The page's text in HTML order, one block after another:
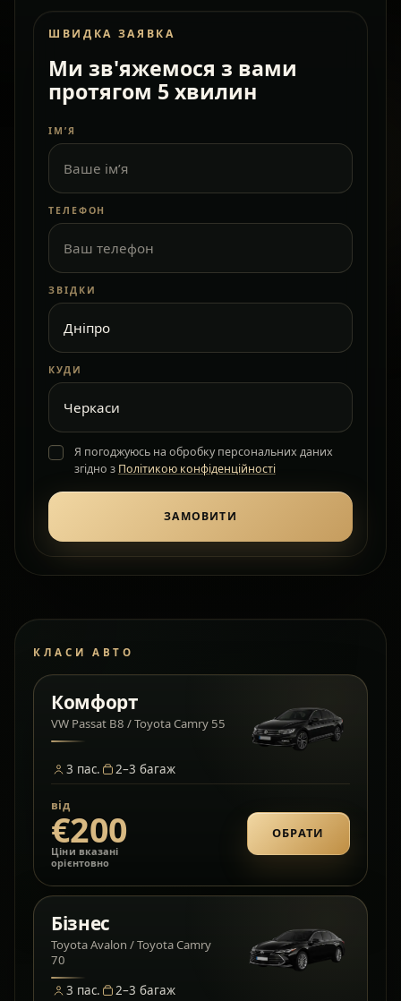
ШВИДКА ЗАЯВКА
Ми зв'яжемося з вами
протягом 5 хвилин
ІМ’Я
ТЕЛЕФОН
ЗВІДКИ
КУДИ
Я погоджуюсь на обробку персональних даних
згідно з Політикою конфіденційності
ЗАМОВИТИ
КЛАСИ АВТО
Комфорт
VW Passat B8 / Toyota Camry 55
3 пас. 2–3 багаж
від
€200
Ціни вказані
орієнтовно
ОБРАТИ
Бізнес
Toyota Avalon / Toyota Camry
70
3 пас. 2–3 багаж